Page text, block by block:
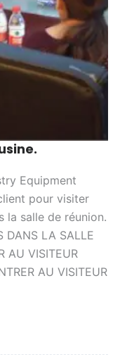
Equipment
pour visiter
la salle de réunion.
DANS LA SALLE
AU VISITEUR
AU VISITEUR